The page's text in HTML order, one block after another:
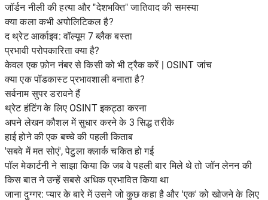
जॉर्डन नीली की हत्या और "देशभक्ति" जातिवाद की समस्या
क्या कला कभी अपोलिटिकल है?
द थ्रेट आर्काइव: वॉल्यूम 7 ब्लैक बस्ता
प्रभावी परोपकारिता क्या है?
केवल एक फ़ोन नंबर से किसी को भी ट्रैक करें | OSINT जांच
क्या एक पॉडकास्ट प्रभावशाली बनाता है?
सर्वनाम सुपर डरावने हैं
थ्रेट हंटिंग के लिए OSINT इकट्ठा करना
अपने लेखन कौशल में सुधार करने के 3 सिद्ध तरीके
हाई होने की एक बच्चे की पहली किताब
'सबवे में मत सोएं', पेटुला क्लार्क चकित हो गई
पॉल मेकार्टनी ने साझा किया कि जब वे पहली बार मिले थे तो जॉन लेनन की
किस बात ने उन्हें सबसे अधिक प्रभावित किया था
जाना दुग्गर: प्यार के बारे में उसने जो कुछ कहा है और 'एक' को खोजने के लिए